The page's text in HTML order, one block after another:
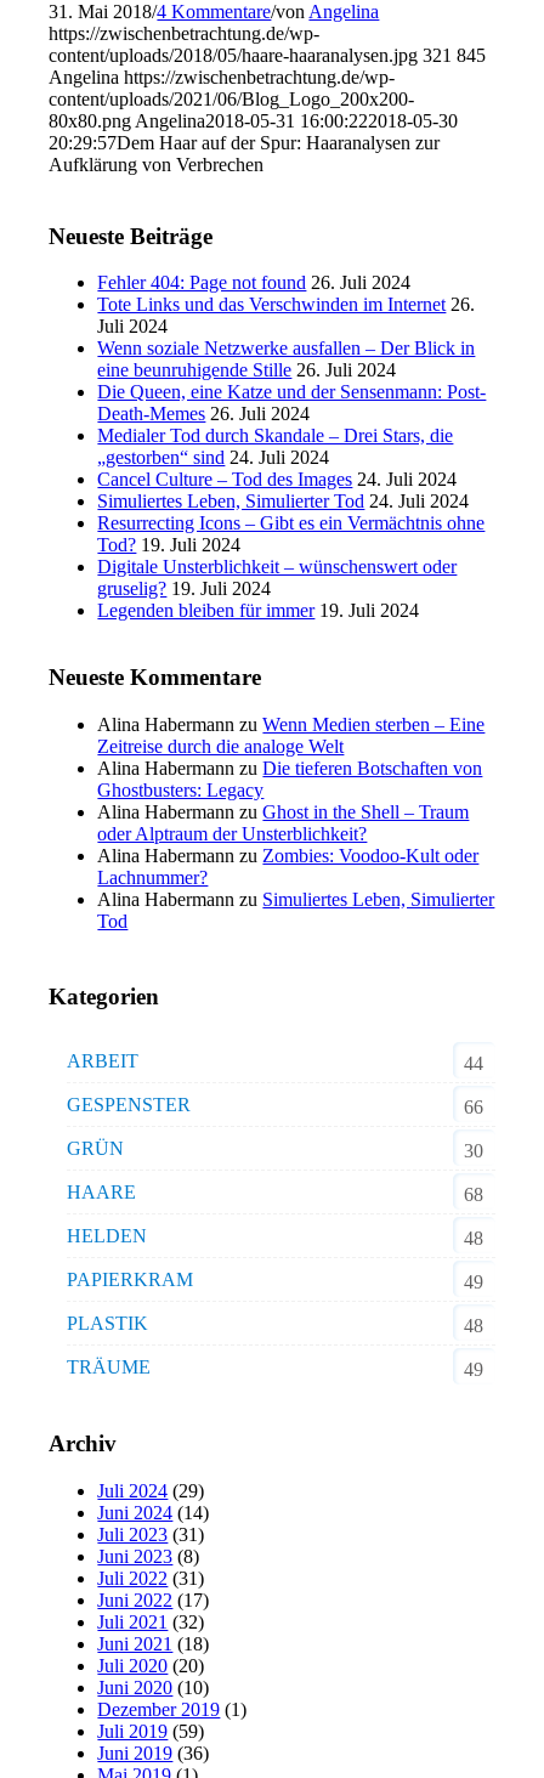
31. Mai 2018/4 Kommentare/von Angelina
https://zwischenbetrachtung.de/wp-
content/uploads/2018/05/haare-haaranalysen.jpg 321 845
Angelina https://zwischenbetrachtung.de/wp-
content/uploads/2021/06/Blog_Logo_200x200-
80x80.png Angelina2018-05-31 16:00:222018-05-30
20:29:57Dem Haar auf der Spur: Haaranalysen zur
Aufklärung von Verbrechen
Neueste Beiträge
Fehler 404: Page not found 26. Juli 2024
Tote Links und das Verschwinden im Internet 26.
Juli 2024
Wenn soziale Netzwerke ausfallen – Der Blick in
eine beunruhigende Stille 26. Juli 2024
Die Queen, eine Katze und der Sensenmann: Post-
Death-Memes 26. Juli 2024
Medialer Tod durch Skandale – Drei Stars, die
„gestorben“ sind 24. Juli 2024
Cancel Culture – Tod des Images 24. Juli 2024
Simuliertes Leben, Simulierter Tod 24. Juli 2024
Resurrecting Icons – Gibt es ein Vermächtnis ohne
Tod? 19. Juli 2024
Digitale Unsterblichkeit – wünschenswert oder
gruselig? 19. Juli 2024
Legenden bleiben für immer 19. Juli 2024
Neueste Kommentare
Alina Habermann zuWenn Medien sterben – Eine
Zeitreise durch die analoge Welt
Alina Habermann zuDie tieferen Botschaften von
Ghostbusters: Legacy
Alina Habermann zuGhost in the Shell – Traum
oder Alptraum der Unsterblichkeit?
Alina Habermann zu Zombies: Voodoo-Kult oder
Lachnummer?
Alina Habermann zu Simuliertes Leben, Simulierter
Tod
Kategorien
ARBEIT
44
GESPENSTER
66
GRÜN
30
HAARE
68
HELDEN
48
PAPIERKRAM
49
PLASTIK
48
TRÄUME
49
Archiv
Juli 2024 (29)
Juni 2024 (14)
Juli 2023 (31)
Juni 2023 (8)
Juli 2022 (31)
Juni 2022 (17)
Juli 2021 (32)
Juni 2021 (18)
Juli 2020 (20)
Juni 2020 (10)
Dezember 2019 (1)
Juli 2019 (59)
Juni 2019 (36)